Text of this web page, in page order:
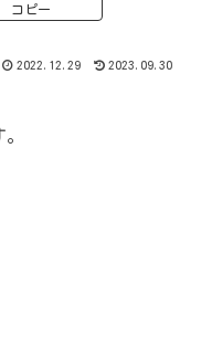
コピー
2022.12.29 2023.09.30